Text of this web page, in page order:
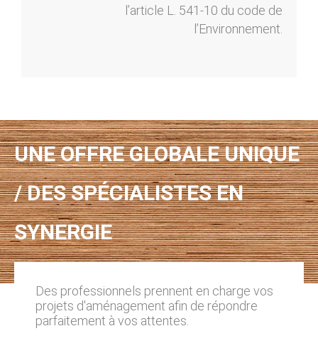
l’article L. 541-10 du code de
l’Environnement.
UNE OFFRE GLOBALE UNIQUE
/ DES SPÉCIALISTES EN
SYNERGIE
Des professionnels prennent en charge vos
projets d'aménagement afin de répondre
parfaitement à vos attentes.